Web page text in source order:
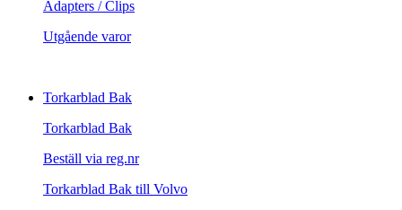
Adapters / Clips
Utgående varor
Torkarblad Bak
Torkarblad Bak
Beställ via reg.nr
Torkarblad Bak till Volvo